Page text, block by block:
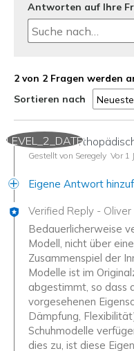
Antworten auf Ihre
2 von 2 Fragen werden
Sortieren nach
LEVEL_2_DATE
Kann ich
Gestellt von Seregely Vor 1
Eigene Antwort
Verified Reply - Oliver
Bedauerlicherweise
Modell, nicht über
Zusammenspiel der
Modelle ist im
abgestimmt, so dass
vorgesehenen
Dämpfung,
Schuhmodelle
dies zu, ist diese